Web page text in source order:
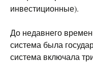
инвестиционные).
До недавнего
система была
система включала